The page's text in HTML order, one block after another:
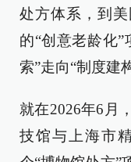
处方体系，到
的“创意老龄化
索”走向“制度建构
就在2026年6月
技馆与上海市